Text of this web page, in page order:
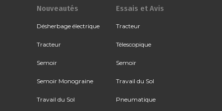
Nouveautés
Désherbage électrique
Tracteur
Semoir
Semoir Monograine
Travail du Sol
Essais et Avis
Tracteur
Télescopique
Semoir
Travail du Sol
Pneumatique